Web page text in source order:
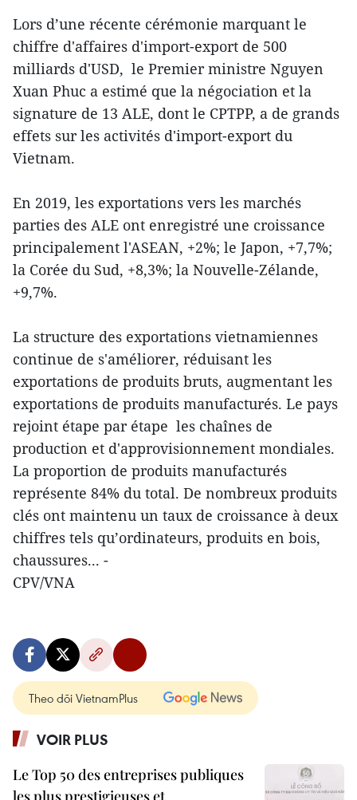
Lors d’une récente cérémonie marquant le
chiffre d'affaires d'import-export de 500
milliards d'USD, le Premier ministre Nguyen
Xuan Phuc a estimé que la négociation et la
signature de 13 ALE, dont le CPTPP, a de grands
effets sur les activités d'import-export du
Vietnam.
En 2019, les exportations vers les marchés
parties des ALE ont enregistré une croissance
principalement l'ASEAN, +2%; le Japon, +7,7%;
la Corée du Sud, +8,3%; la Nouvelle-Zélande,
+9,7%.
La structure des exportations vietnamiennes
continue de s'améliorer, réduisant les
exportations de produits bruts, augmentant les
exportations de produits manufacturés. Le pays
rejoint étape par étape les chaînes de
production et d'approvisionnement mondiales.
La proportion de produits manufacturés
représente 84% du total. De nombreux produits
clés ont maintenu un taux de croissance à deux
chiffres tels qu’ordinateurs, produits en bois,
chaussures... -
CPV/VNA
Theo dõi VietnamPlus
VOIR PLUS
Le Top 50 des entreprises publiques